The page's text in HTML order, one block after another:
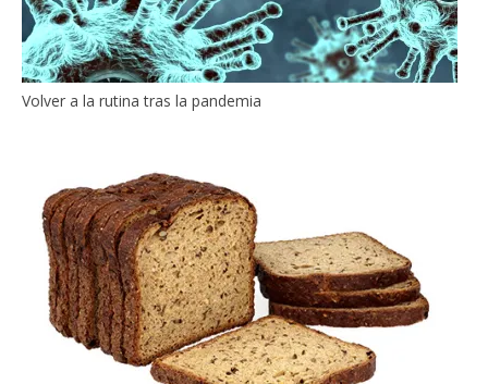
Volver a la rutina tras la pandemia